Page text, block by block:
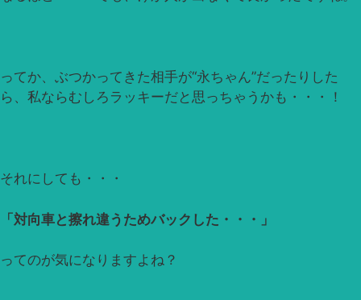
ってか、ぶつかってきた相手が“永ちゃん”だったりした
ら、私ならむしろラッキーだと思っちゃうかも・・・！
それにしても・・・
「対向車と擦れ違うためバックした・・・」
ってのが気になりますよね？